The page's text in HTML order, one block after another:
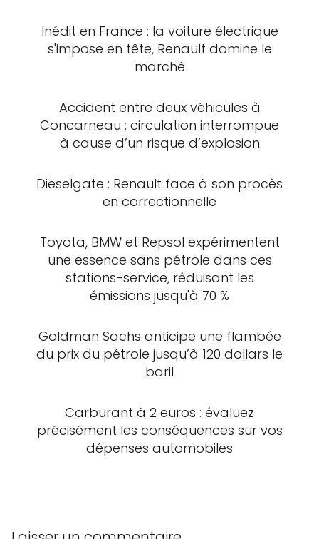
Inédit en France : la voiture électrique
s'impose en tête, Renault domine le
marché
Accident entre deux véhicules à
Concarneau : circulation interrompue
à cause d’un risque d’explosion
Dieselgate : Renault face à son procès
en correctionnelle
Toyota, BMW et Repsol expérimentent
une essence sans pétrole dans ces
stations-service, réduisant les
émissions jusqu'à 70 %
Goldman Sachs anticipe une flambée
du prix du pétrole jusqu’à 120 dollars le
baril
Carburant à 2 euros : évaluez
précisément les conséquences sur vos
dépenses automobiles